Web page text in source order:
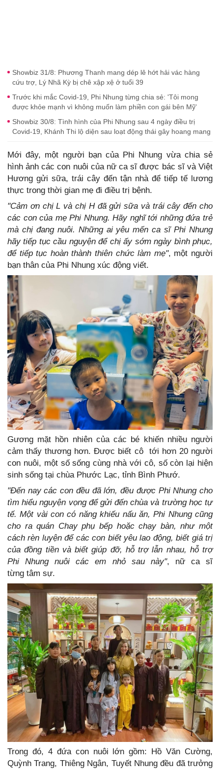
Showbiz 31/8: Phương Thanh mang dép lê hớt hải vác hàng
cứu trợ, Lý Nhã Kỳ bị chê xập xệ ở tuổi 39
Trước khi mắc Covid-19, Phi Nhung từng chia sẻ: 'Tôi mong
được khỏe mạnh vì không muốn làm phiền con gái bên Mỹ'
Showbiz 30/8: Tình hình của Phi Nhung sau 4 ngày điều trị
Covid-19, Khánh Thi lộ diện sau loạt động thái gây hoang mang
Mới đây, một người bạn của Phi Nhung vừa chia sẻ
hình ảnh các con nuôi của nữ ca sĩ được bác sĩ và Việt
Hương gửi sữa, trái cây đến tận nhà để tiếp tế lương
thực trong thời gian mẹ đi điều trị bệnh.
"Cảm ơn chị L và chị H đã gửi sữa và trái cây đến cho
các con của mẹ Phi Nhung. Hãy nghĩ tới những đứa trẻ
mà chị đang nuôi. Những ai yêu mến ca sĩ Phi Nhung
hãy tiếp tục cầu nguyện để chị ấy sớm ngày bình phục,
để tiếp tục hoàn thành thiên chức làm mẹ", một người
bạn thân của Phi Nhung xúc động viết.
Gương mặt hồn nhiên của các bé khiến nhiều người
cảm thấy thương hơn. Được biết cô tới hơn 20 người
con nuôi, một số sống cùng nhà với cô, số còn lại hiện
sinh sống tại chùa Phước Lạc, tỉnh Bình Phướ.
"Đến nay các con đều đã lớn, đều được Phi Nhung cho
tìm hiểu nguyện vọng để gửi đến chùa và trường học tự
tế. Một vài con có năng khiếu nấu ăn, Phi Nhung cũng
cho ra quán Chay phụ bếp hoặc chạy bàn, như một
cách rèn luyện để các con biết yêu lao động, biết giá trị
của đồng tiền và biết giúp đỡ, hỗ trợ lẫn nhau, hỗ trợ
Phi Nhung nuôi các em nhỏ sau này", nữ ca sĩ
từng tâm sự.
Trong đó, 4 đứa con nuôi lớn gồm: Hồ Văn Cường,
Quỳnh Trang, Thiêng Ngân, Tuyết Nhung đều đã trưởng